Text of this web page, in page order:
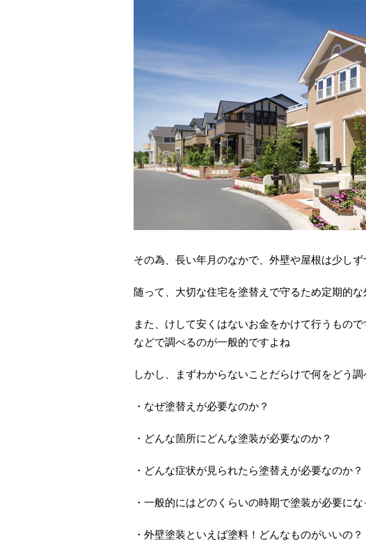
その為、長い年月のなかで、外壁や屋根は少し
随って、大切な住宅を塗替えで守るため定期的
また、けして安くはないお金をかけて行うもの
などで調べるのが一般的ですよね
しかし、まずわからないことだらけで何をどう
・なぜ塗替えが必要なのか？
・どんな箇所にどんな塗装が必要なのか？
・どんな症状が見られたら塗替えが必要なのか？
・一般的にはどのくらいの時期で塗装が必要にな
・外壁塗装といえば塗料！どんなものがいいの？